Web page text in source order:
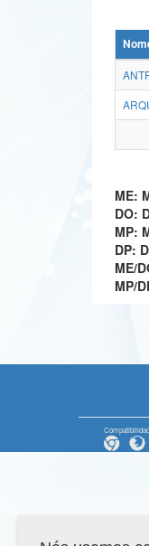
ME:
MP:
DP:
ME/
MP/